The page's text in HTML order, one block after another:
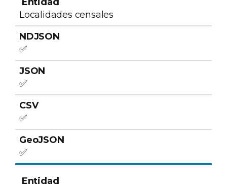
Localidades censales
✅
✅
✅
✅